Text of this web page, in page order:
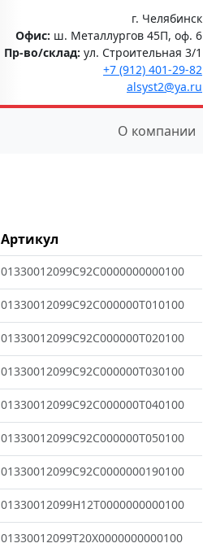
г. Челябинск
Офис: ш. Металлургов 45П, оф. 6
Пр-во/склад: ул. Строительная 3/1
+7 (912) 401-29-82
alsyst2@ya.ru
О компании
Артикул
01330012099C92C0000000000100
01330012099C92C000000T010100
01330012099C92C000000T020100
01330012099C92C000000T030100
01330012099C92C000000T040100
01330012099C92C000000T050100
01330012099C92C0000000190100
01330012099H12T0000000000100
01330012099T20X0000000000100